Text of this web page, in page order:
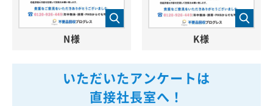
いただいたアンケートは
直接社長室へ！
N様 K様